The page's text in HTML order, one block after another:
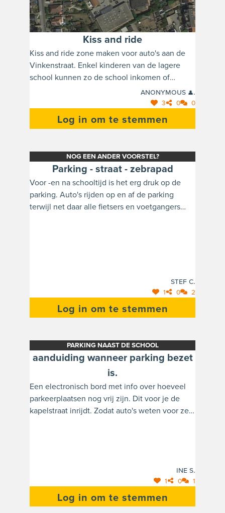
Kiss and ride
Kiss and ride zone maken voor auto's aan de
Vinkenstraat. Enkel kinderen van de lagere
school kunnen zo de school inkomen of
verlaten. Zo zal het verkeer in de kapelstraat
Anonymous 👤.
3 0 0
Log in om te stemmen
NOG EEN ANDER VOORSTEL?
Parking - straat - zebrapad
Voor -en na schooltijd is het erg druk op de
parking. Auto's rijden op en af de parking
terwijl net daar alle fietsers en voetgangers
is te smal. Voorstellen: -Bloembak verwijderen,
(betonblokken), verbreding
voetpad/oversteekplaats aan poort lagere
tegelijkertijd kan passeren (= veiliger en
overzichtelijker), fietsstraat?, voorrangsweg
kruispunt Holven-Kapelstraat, bekijken
veiligheid parking t.o.v. fietsers en
voetgangers, gemachtigde opzichters die door
stad Geel aangereikt worden, signalisatie
wanneer de parking volzet is (of het aantal vrije
Stef C.
1 0 2
Log in om te stemmen
PARKING NAAST DE SCHOOL
aanduiding wanneer parking bezet
is.
Een electronisch bord met info over hoeveel
parkeerplaatsen nog vrij zijn. Dit voor je de
kapelstraat inrijdt. Zodat auto's weten voor ze
Ine S.
1 0 1
Log in om te stemmen